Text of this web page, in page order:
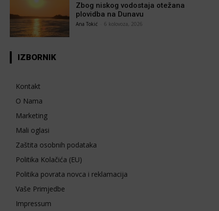
Zbog niskog vodostaja otežana
plovidba na Dunavu
Ana Tokić 6 kolovoza, 2026
IZBORNIK
Kontakt
O Nama
Marketing
Mali oglasi
Zaštita osobnih podataka
Politika Kolačića (EU)
Politika povrata novca i reklamacija
Vaše Primjedbe
Impressum